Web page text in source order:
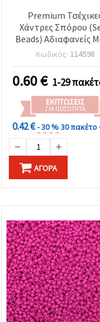
Premium
Χάντρες Σπόρου
Beads) Αδιαφανείς
Μπλε – 2 mm, 15 g
τεμ), Ιδανικές για
Κολιέ, Αξεσουάρ
Διακοσμητικό
Κωδικός: 114598
0.60€ 1-29
ΕΚΠΤΏΣΕΙΣ
ΓΙΑ ΠΟΣΌΤΗΤΑ
0.42 €- 30 %30 πακέτο
ΑΓΟΡΆ